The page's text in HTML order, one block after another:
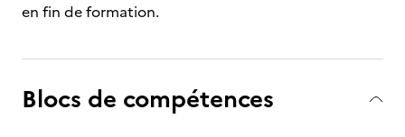
en fin de formation.
Blocs de compétences